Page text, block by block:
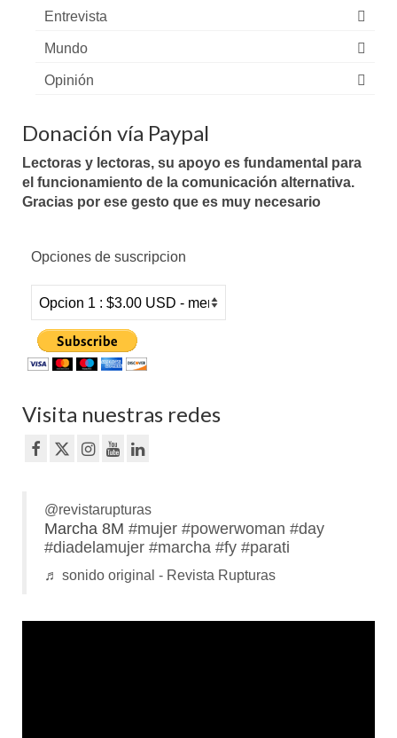
Entrevista
Mundo
Opinión
Donación vía Paypal
Lectoras y lectoras, su apoyo es fundamental para
el funcionamiento de la comunicación alternativa.
Gracias por ese gesto que es muy necesario
Opciones de suscripcion
Visita nuestras redes
@revistarupturas
Marcha 8M #mujer #powerwoman #day
#diadelamujer #marcha #fy #parati
♬ sonido original - Revista Rupturas